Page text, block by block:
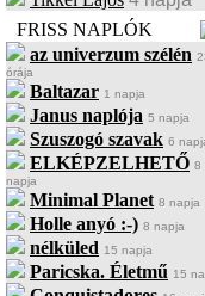
FRISS NAPLÓK
az univerzum szélén
órája
Baltazar 1 napja
Janus naplója 5 napja
Szuszogó szavak 6
ELKÉPZELHETŐ 8
napja
Minimal Planet 8 napja
Holle anyó :-) 8 napja
nélküled 15 napja
Paricska. Életmű 15